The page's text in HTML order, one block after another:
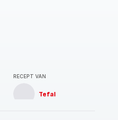
RECEPT VAN
Tefal